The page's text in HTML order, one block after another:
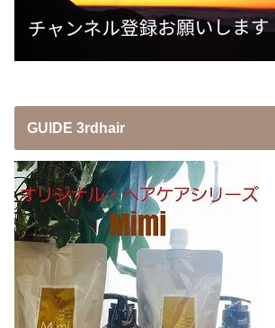
GUIDE 3rdhair